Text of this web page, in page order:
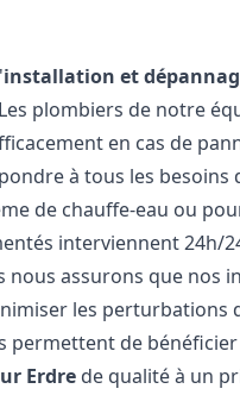
installation et
plombiers de notre
en cas de
à tous les besoins
de chauffe-eau ou
interviennent 24h/
nous assurons que nos
les perturbations
permettent de
Erdre de qualité à un